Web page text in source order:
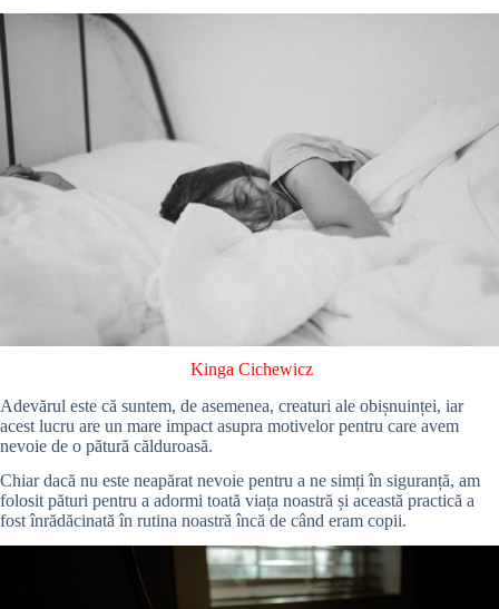
Kinga Cichewicz
Adevărul este că suntem, de asemenea, creaturi ale obișnuinței, iar
acest lucru are un mare impact asupra motivelor pentru care avem
nevoie de o pătură călduroasă.
Chiar dacă nu este neapărat nevoie pentru a ne simți în siguranță, am
folosit pături pentru a adormi toată viața noastră și această practică a
fost înrădăcinată în rutina noastră încă de când eram copii.